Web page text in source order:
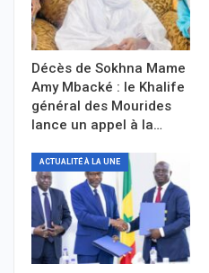
Décès de Sokhna Mame
Amy Mbacké : le Khalife
général des Mourides
lance un appel à la…
ACTUALITÉ À LA UNE